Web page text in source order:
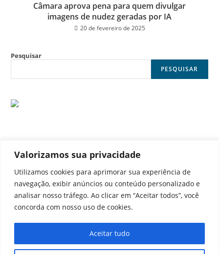
Valorizamos sua privacidade
Utilizamos cookies para aprimorar sua experiência de
navegação, exibir anúncios ou conteúdo personalizado e
analisar nosso tráfego. Ao clicar em “Aceitar todos”, você
concorda com nosso uso de cookies.
Aceitar tudo
Câmara aprova pena para quem divulgar
imagens de nudez geradas por IA
20 de fevereiro de 2025
Pesquisar
PESQUISAR
Política de cookies